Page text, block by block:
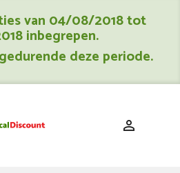
van 04/08/2018 tot
inbegrepen.
deze periode.
